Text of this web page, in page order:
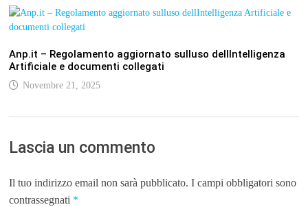
Anp.it – Regolamento aggiornato sulluso dellIntelligenza
Artificiale e documenti collegati
Novembre 21, 2025
Lascia un commento
Il tuo indirizzo email non sarà pubblicato. I campi obbligatori sono
contrassegnati *